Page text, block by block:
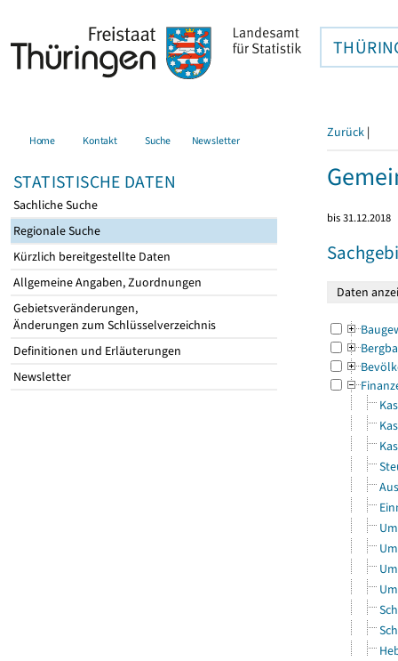
Home Kontakt Suche Newsletter
STATISTISCHE DATEN
Sachliche Suche
Regionale Suche
Kürzlich bereitgestellte Daten
Allgemeine Angaben, Zuordnungen
Gebietsveränderungen,
Änderungen zum Schlüsselverzeichnis
Definitionen und Erläuterungen
Newsletter
Zurück |
bis 31.12.2018